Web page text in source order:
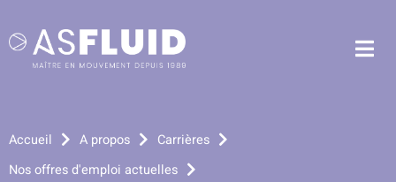
Aller à la recherche
Accueil A propos
Carrières
Nos offres d'emploi actuelles